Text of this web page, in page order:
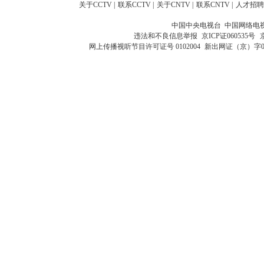
关于CCTV 联系CCTV 关于CNTV 联系CNTV 人才招聘
中国中央电视台 中国网络电
违法和不良信息举报 京ICP证060535号
网上传播视听节目许可证号 0102004 新出网证（京）